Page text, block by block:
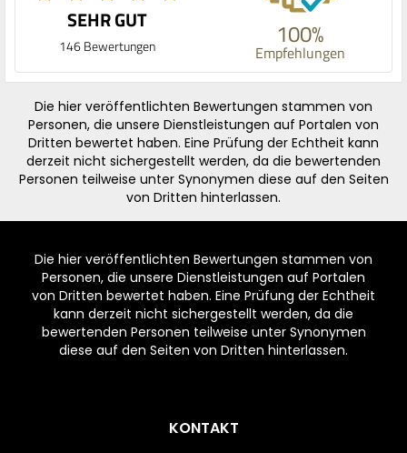
SEHR GUT
146 Bewertungen 100%
Empfehlungen
Die hier veröffentlichten Bewertungen stammen von
Personen, die unsere Dienstleistungen auf Portalen von
Dritten bewertet haben. Eine Prüfung der Echtheit kann
derzeit nicht sichergestellt werden, da die bewertenden
Personen teilweise unter Synonymen diese auf den Seiten
von Dritten hinterlassen.
Die hier veröffentlichten Bewertungen stammen von
Personen, die unsere Dienstleistungen auf Portalen
von Dritten bewertet haben. Eine Prüfung der Echtheit
kann derzeit nicht sichergestellt werden, da die
bewertenden Personen teilweise unter Synonymen
diese auf den Seiten von Dritten hinterlassen.
KONTAKT